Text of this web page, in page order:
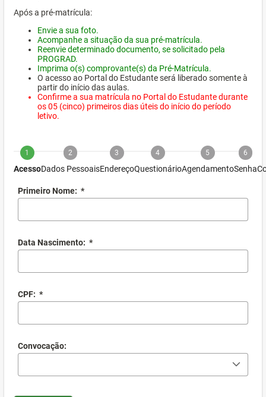
Após a pré-matrícula:
Envie a sua foto.
Acompanhe a situação da sua pré-matrícula.
Reenvie determinado documento, se solicitado pela
PROGRAD.
Imprima o(s) comprovante(s) da Pré-Matrícula.
O acesso ao Portal do Estudante será liberado somente à
partir do início das aulas.
Confirme a sua matrícula no Portal do Estudante durante
os 05 (cinco) primeiros dias úteis do início do período
letivo.
1
Acesso
2
Dados Pessoais
3
Endereço
4
Questionário
5
Agendamento
6
Senha
Primeiro Nome: *
Data Nascimento: *
CPF: *
Convocação: